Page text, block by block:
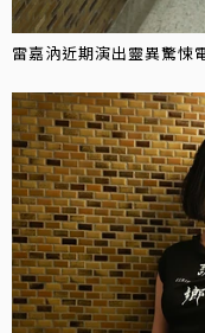
雷嘉汭近期演出靈異驚悚